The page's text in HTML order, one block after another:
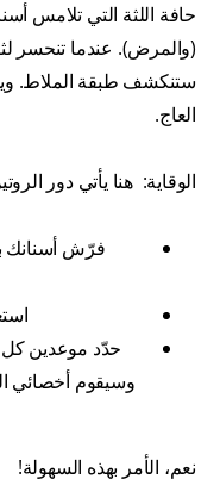
حافة اللثة التي تلامس
(والمرض). عندما تنحسر
ستنكشف طبقة الملاط.
العاج.
الوقاية: هنا يأتي دور
فرّش أسنانك
حدّد موعدين
وسيقوم أخصائي
نعم، الأمر بهذه السهولة!